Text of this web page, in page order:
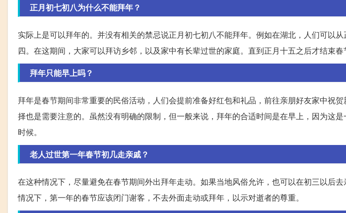
正月初七初八为什么不能拜年？
实际上是可以拜年的。并没有相关的禁忌说正月初七初八不能拜年。例如在湖北，人们可以
四。在这期间，大家可以拜访乡邻，以及家中有长辈过世的家庭。直到正月十五之后才结束春
拜年只能早上吗？
拜年是春节期间非常重要的民俗活动，人们会提前准备好红包和礼品，前往亲朋好友家中祝
择也是需要注意的。虽然没有明确的限制，但一般来说，拜年的合适时间是在早上，因为这
时候。
老人过世第一年春节初几走亲戚？
在这种情况下，尽量避免在春节期间外出拜年走动。如果当地风俗允许，也可以在初三以后
情况下，第一年的春节应该闭门谢客，不去外面走动或拜年，以示对逝者的尊重。